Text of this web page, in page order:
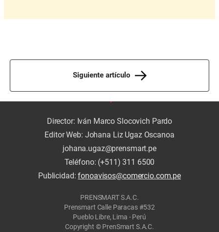
Siguiente artículo
Director: Iván Marco Slocovich Pardo
Editor Web: Johana Liz Ugaz Oscanoa
johana.ugaz@prensmart.pe
Teléfono: (+511) 311 6500
Publicidad:fonoavisos@comercio.com.pe
PRENSMART S.A.C.
Prensmart Calle Paracas #532
Pueblo Libre, Lima - Perú
Copyright © PrenSmart S.A.C.